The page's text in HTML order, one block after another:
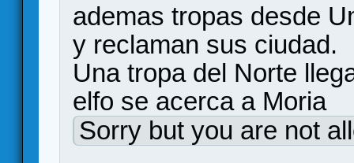
ademas tropas desde
y reclaman sus ciudad.
Una tropa del Norte
elfo se acerca a Moria
Sorry but you are not